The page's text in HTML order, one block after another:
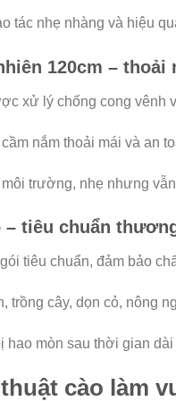
tác nhẹ nhàng và hiệu
120cm – thoải
xử lý chống cong vênh
nắm thoải mái và an
trường, nhẹ nhưng
– tiêu chuẩn
tiêu chuẩn, đảm bảo
trồng cây, dọn cỏ, nông
hao mòn sau thời gian
cào làm